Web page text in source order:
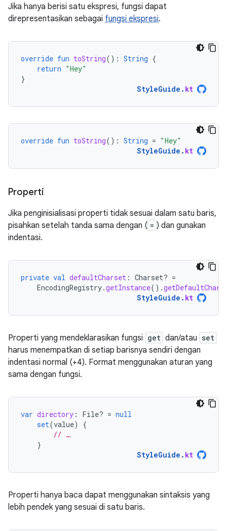
Jika hanya berisi satu ekspresi, fungsi dapat
direpresentasikan sebagai fungsi ekspresi.
override fun toString(): String {
return "Hey"
}
StyleGuide . kt
override fun toString(): String = "Hey"
StyleGuide . kt
Properti
Jika penginisialisasi properti tidak sesuai dalam satu baris,
pisahkan setelah tanda sama dengan ( = ) dan gunakan
indentasi.
private val defaultCharset : Charset? =
EncodingRegistry.getInstance().
StyleGuide . kt
Properti yang mendeklarasikan fungsi get dan/atau set
harus menempatkan di setiap barisnya sendiri dengan
indentasi normal (+4). Format menggunakan aturan yang
sama dengan fungsi.
var directory : File? = null
set(value)
{
// …
}
StyleGuide . kt
Properti hanya baca dapat menggunakan sintaksis yang
lebih pendek yang sesuai di satu baris.